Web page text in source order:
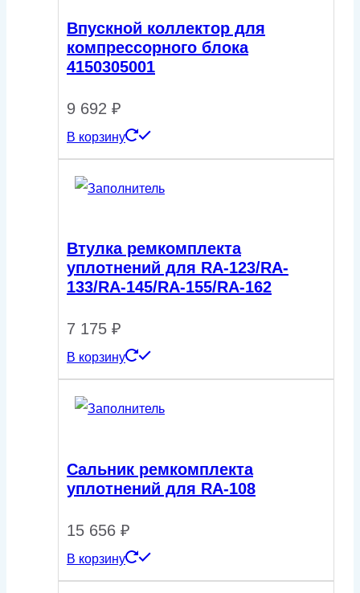
Впускной коллектор для
компрессорного блока
4150305001
9 692 ₽
В корзину
Втулка ремкомплекта
уплотнений для RA-123/RA-
133/RA-145/RA-155/RA-162
7 175 ₽
В корзину
Сальник ремкомплекта
уплотнений для RA-108
15 656 ₽
В корзину